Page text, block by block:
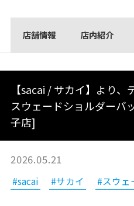
店舗情報 店内紹介
【sacai / サカイ】より
スウェードショルダーバ
子店]
2026.05.21
#sacai #サカイ #スウェ